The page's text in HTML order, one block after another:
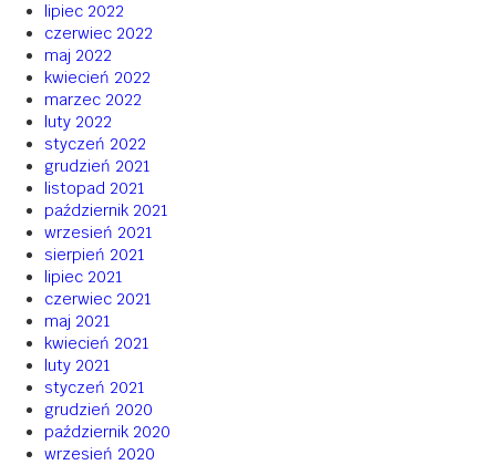
lipiec 2022
czerwiec 2022
maj 2022
kwiecień 2022
marzec 2022
luty 2022
styczeń 2022
grudzień 2021
listopad 2021
październik 2021
wrzesień 2021
sierpień 2021
lipiec 2021
czerwiec 2021
maj 2021
kwiecień 2021
luty 2021
styczeń 2021
grudzień 2020
październik 2020
wrzesień 2020